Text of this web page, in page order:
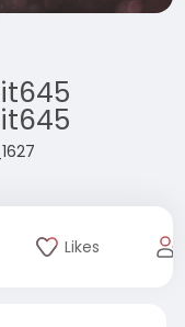
Likes